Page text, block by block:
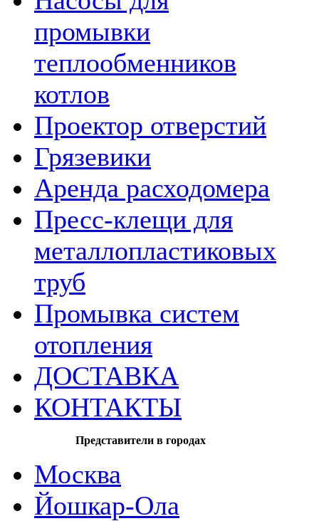
промывки
теплообменников
котлов
Проектор отверстий
Грязевики
Аренда расходомера
Пресс-клещи для
металлопластиковых
труб
Промывка систем
отопления
ДОСТАВКА
КОНТАКТЫ
Представители в городах
Москва
Йошкар-Ола